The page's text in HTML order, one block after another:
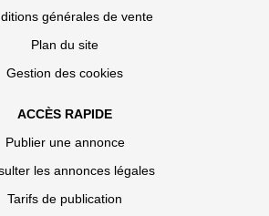
générales de vente
Plan du site
Gestion des cookies
ACCÈS RAPIDE
Publier une annonce
les annonces légales
Tarifs de publication